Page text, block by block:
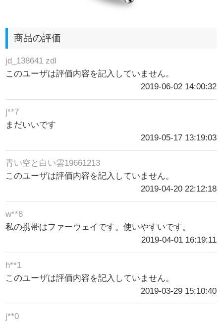
商品の評価
jd_138641 zdl
このユーザは評価内容を記入していません。
2019-06-02 14:00:32
j**7
まだいいです
2019-05-17 13:19:03
青い空と白い雲19661213
このユーザは評価内容を記入していません。
2019-04-20 22:12:18
w**8
私の携帯はファーウェイです。使いやすいです。
2019-04-01 16:19:11
h**1
このユーザは評価内容を記入していません。
2019-03-29 15:10:40
j**0